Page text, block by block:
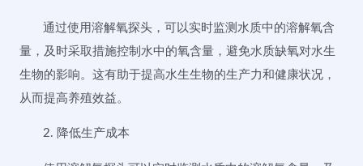
通过使用溶解氧探头，可以实时监测水质中的溶解氧含
量，及时采取措施控制水中的氧含量，避免水质缺氧对水生
生物的影响。这有助于提高水生生物的生产力和健康状况，
从而提高养殖效益。
2. 降低生产成本